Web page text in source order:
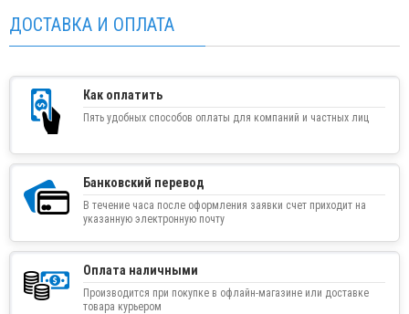
ДОСТАВКА И ОПЛАТА
Как оплатить
Пять удобных способов оплаты для компаний и частных лиц
Банковский перевод
В течение часа после оформления заявки счет приходит на
указанную электронную почту
Оплата наличными
Производится при покупке в офлайн-магазине или доставке
товара курьером